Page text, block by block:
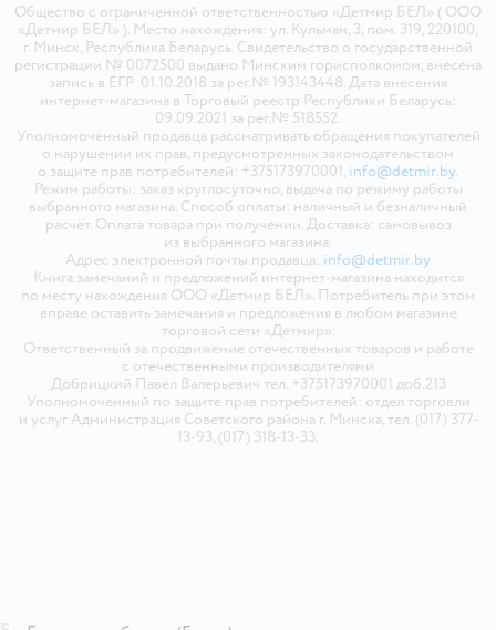
Общество с ограниченной ответственностью «Детмир БЕЛ» ( ООО
«Детмир БЕЛ» ). Место нахождения: ул. Кульман, 3, пом. 319, 220100,
г. Минск, Республика Беларусь. Свидетельство о государственной
регистрации № 0072500 выдано Минским горисполкомом, внесена
запись в ЕГР 01.10.2018 за рег.№ 193143448. Дата внесения
интернет-магазина в Торговый реестр Республики Беларусь:
09.09.2021 за рег.№ 518552.
Уполномоченный продавца рассматривать обращения покупателей
о нарушении их прав, предусмотренных законодательством
о защите прав потребителей: +375173970001, info@detmir.by.
Режим работы: заказ круглосуточно, выдача по режиму работы
выбранного магазина. Способ оплаты: наличный и безналичный
расчёт. Оплата товара при получении. Доставка: самовывоз
из выбранного магазина.
Адрес электронной почты продавца: info@detmir.by
Книга замечаний и предложений интернет-магазина находится
по месту нахождения ООО «Детмир БЕЛ». Потребитель при этом
вправе оставить замечания и предложения в любом магазине
торговой сети «Детмир».
Ответственный за продвижение отечественных товаров и работе
с отечественными производителями
Добрицкий Павел Валерьевич тел. +375173970001 доб.213
Уполномоченный по защите прав потребителей: отдел торговли
и услуг Администрация Советского района г. Минска, тел. (017) 377-
13-93, (017) 318-13-33.